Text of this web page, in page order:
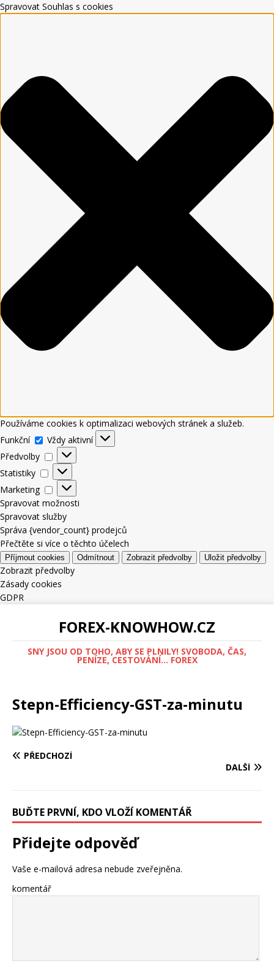
Spravovat Souhlas s cookies
Používáme cookies k optimalizaci webových stránek a služeb.
Funkční
Vždy aktivní
Předvolby
Statistiky
Marketing
Spravovat možnosti
Spravovat služby
Správa {vendor_count} prodejců
Přečtěte si více o těchto účelech
Příjmout cookies Odmítnout Zobrazit předvolby Uložit předvolby
Zobrazit předvolby
Zásady cookies
GDPR
FOREX-KNOWHOW.CZ
SNY JSOU OD TOHO, ABY SE PLNILY! SVOBODA, ČAS,
PENÍZE, CESTOVÁNÍ... FOREX
Stepn-Efficiency-GST-za-minutu
PŘEDCHOZÍ
DALŠÍ
BUĎTE PRVNÍ, KDO VLOŽÍ KOMENTÁŘ
Přidejte odpověď
Vaše e-mailová adresa nebude zveřejněna.
komentář